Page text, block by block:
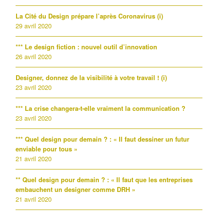
La Cité du Design prépare l’après Coronavirus (i)
29 avril 2020
*** Le design fiction : nouvel outil d’innovation
26 avril 2020
Designer, donnez de la visibilité à votre travail ! (i)
23 avril 2020
*** La crise changera-t-elle vraiment la communication ?
23 avril 2020
*** Quel design pour demain ? : « Il faut dessiner un futur
enviable pour tous »
21 avril 2020
** Quel design pour demain ? : « Il faut que les entreprises
embauchent un designer comme DRH »
21 avril 2020